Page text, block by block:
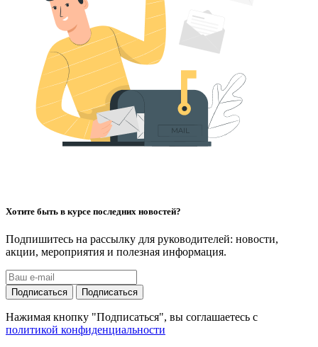
Хотите быть в курсе последних новостей?
Подпишитесь на рассылку для руководителей: новости,
акции, мероприятия и полезная информация.
Подписаться Подписаться
Нажимая кнопку "Подписаться", вы соглашаетесь с
политикой конфиденциальности